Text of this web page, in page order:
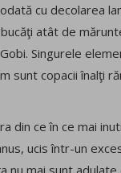
cu decolarea
atât de
Singurele
sunt copacii înalţi
din ce în ce mai
ucis într-un
nu mai sunt